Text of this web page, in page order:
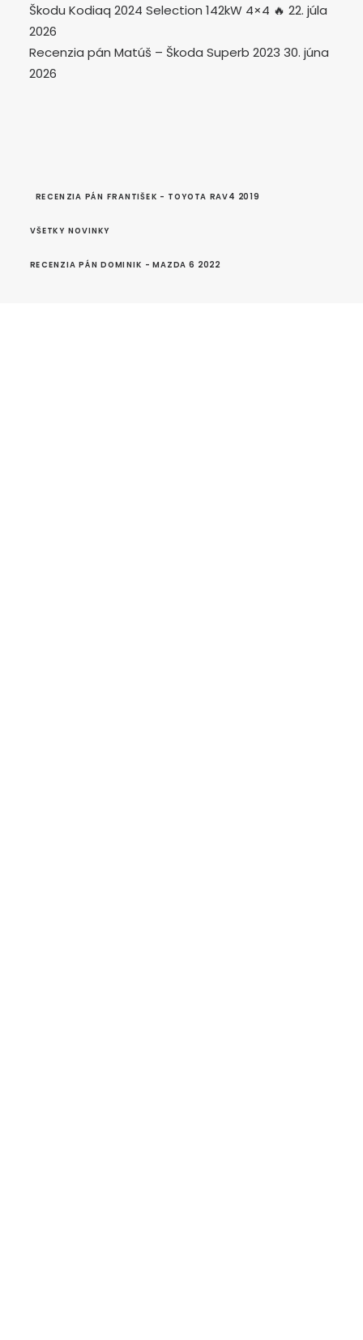
Škodu Kodiaq 2024 Selection 142kW 4×4 🔥 22. júla
2026
Recenzia pán Matúš – Škoda Superb 2023 30. júna
2026
RECENZIA PÁN FRANTIŠEK - TOYOTA RAV4 2019
VŠETKY NOVINKY
RECENZIA PÁN DOMINIK - MAZDA 6 2022